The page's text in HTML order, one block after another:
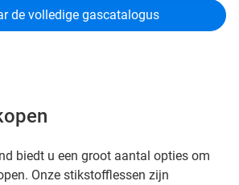
de volledige gascatalogus
biedt u een groot aantal opties om
Onze stikstofflessen zijn